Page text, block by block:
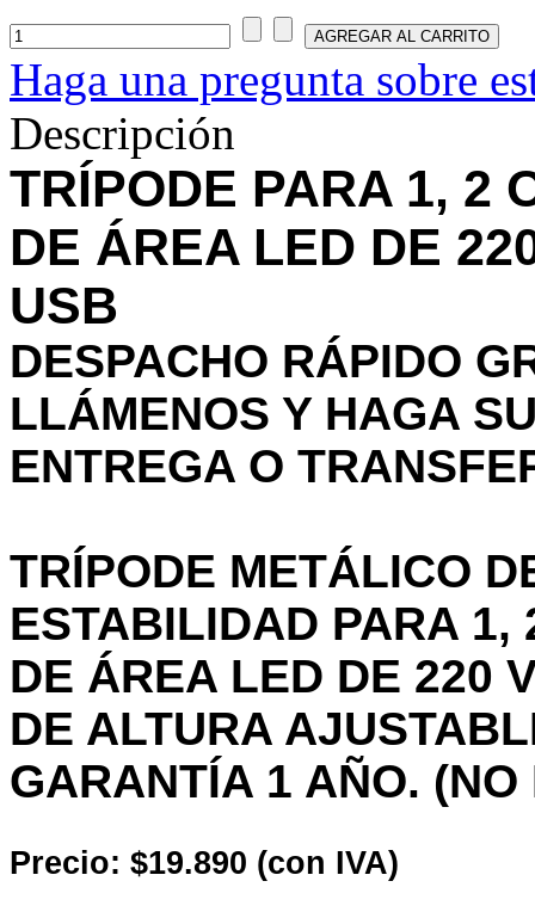
Haga una pregunta sobre
Descripción
TRÍPODE PARA 1, 2
DE ÁREA LED DE
USB
DESPACHO RÁPIDO
LLÁMENOS Y HAGA
ENTREGA O
TRÍPODE METÁLICO
ESTABILIDAD PARA 1,
DE ÁREA LED DE 220
DE ALTURA
GARANTÍA 1 AÑO.
Precio: $19.890 (con IVA)